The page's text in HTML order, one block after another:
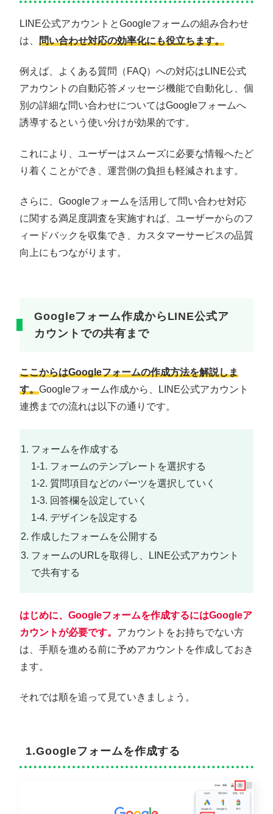
LINE公式アカウントとGoogleフォームの組み合わせ
は、 問い合わせ対応の効率化にも役立ちます。
例えば、よくある質問（FAQ）への対応はLINE公式
アカウントの自動応答メッセージ機能で自動化し、個
別の詳細な問い合わせについてはGoogleフォームへ
誘導するという使い分けが効果的です。
これにより、ユーザーはスムーズに必要な情報へたど
り着くことができ、運営側の負担も軽減されます。
さらに、Googleフォームを活用して問い合わせ対応
に関する満足度調査を実施すれば、ユーザーからのフ
ィードバックを収集でき、カスタマーサービスの品質
向上にもつながります。
Googleフォーム作成からLINE公式ア
カウントでの共有まで
ここからはGoogleフォームの作成方法を解説しま
す。Googleフォーム作成から、LINE公式アカウント
連携までの流れは以下の通りです。
フォームを作成する
1-1. フォームのテンプレートを選択する
1-2. 質問項目などのパーツを選択していく
1-3. 回答欄を設定していく
1-4. デザインを設定する
作成したフォームを公開する
フォームのURLを取得し、LINE公式アカウント
で共有する
はじめに、Googleフォームを作成するにはGoogleア
カウントが必要です。 アカウントをお持ちでない方
は、手順を進める前に予めアカウントを作成しておき
ます。
それでは順を追って見ていきましょう。
1.Googleフォームを作成する